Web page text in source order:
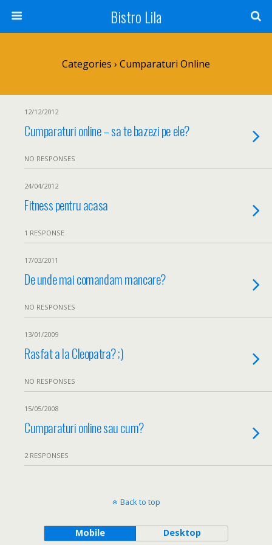
Bistro Lila
Categories › Cumparaturi Online
12/12/2012
Cumparaturi online – sa te bazezi pe ele?
NO RESPONSES
24/04/2012
Fitness pentru acasa
1 RESPONSE
17/03/2011
De unde mai comandam mancare?
NO RESPONSES
13/01/2009
Rasfat a la Cleopatra? ;)
NO RESPONSES
15/05/2008
Cumparaturi online sau cum?
2 RESPONSES
Back to top
Mobile Desktop